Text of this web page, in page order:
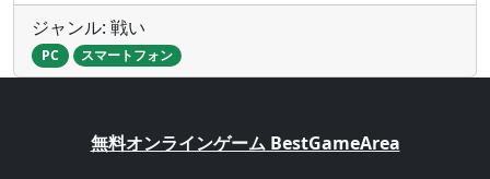
ジャンル: 戦い
PC スマートフォン
無料オンラインゲーム BestGameArea